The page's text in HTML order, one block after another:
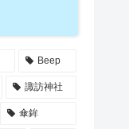
Beep
諏訪神社
傘鉾